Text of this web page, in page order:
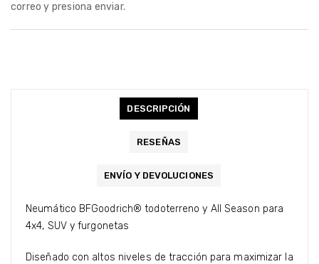
correo y presiona enviar.
DESCRIPCIÓN
RESEÑAS
ENVÍO Y DEVOLUCIONES
Neumático BFGoodrich® todoterreno y All Season para
4x4, SUV y furgonetas
Diseñado con altos niveles de tracción para maximizar la